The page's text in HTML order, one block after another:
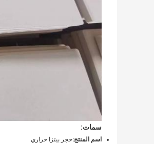
سمات:
اسم المنتج:حجر بيتزا حراري